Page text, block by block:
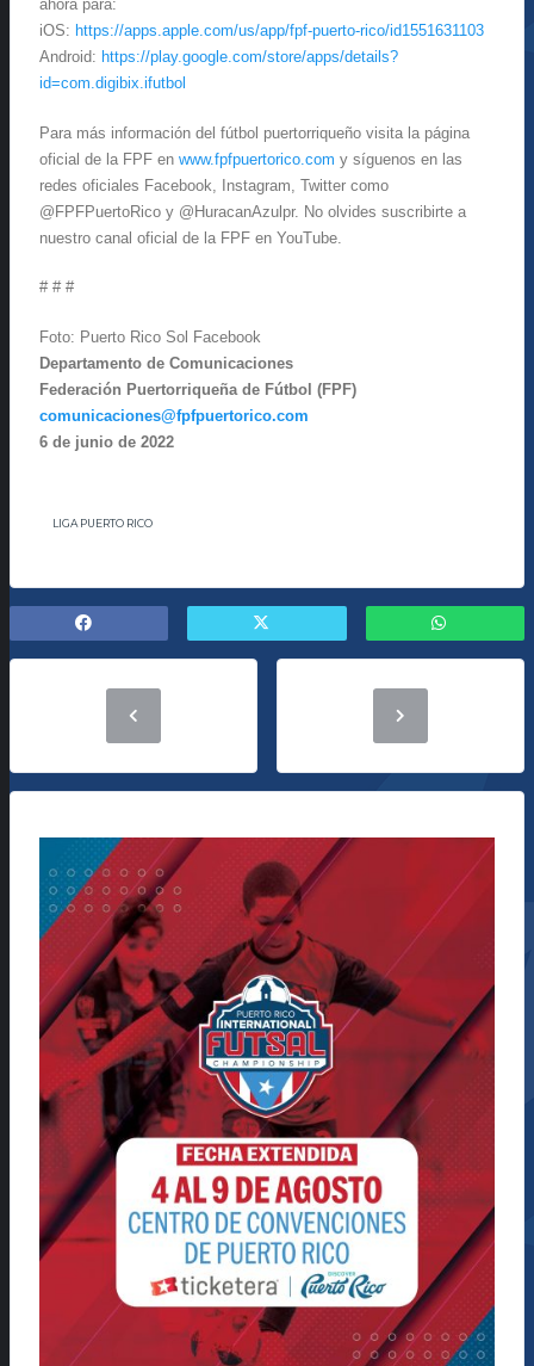
ahora para:
iOS: https://apps.apple.com/us/app/fpf-puerto-rico/id1551631103
Android: https://play.google.com/store/apps/details?
id=com.digibix.ifutbol
Para más información del fútbol puertorriqueño visita la página
oficial de la FPF en www.fpfpuertorico.com y síguenos en las
redes oficiales Facebook, Instagram, Twitter como
@FPFPuertoRico y @HuracanAzulpr. No olvides suscribirte a
nuestro canal oficial de la FPF en YouTube.
# # #
Foto: Puerto Rico Sol Facebook
Departamento de Comunicaciones
Federación Puertorriqueña de Fútbol (FPF)
comunicaciones@fpfpuertorico.com
6 de junio de 2022
LIGA PUERTO RICO